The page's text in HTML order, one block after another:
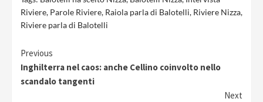
Riviere, Parole Riviere, Raiola parla di Balotelli, Riviere Nizza,
Riviere parla di Balotelli
Continue
Reading
Previous
Inghilterra nel caos: anche Cellino coinvolto nello
scandalo tangenti
Next